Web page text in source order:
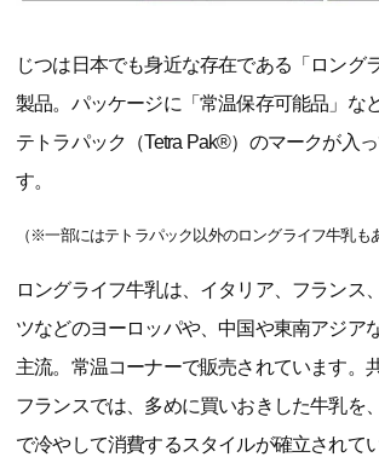
じつは日本でも身近な存在である「ロング
製品。パッケージに「常温保存可能品」な
テトラパック（Tetra Pak®）のマークが入
す。
（※一部にはテトラパック以外のロングライフ牛乳も
ロングライフ牛乳は、イタリア、フランス
ツなどのヨーロッパや、中国や東南アジア
主流。常温コーナーで販売されています。
フランスでは、多めに買いおきした牛乳を
で冷やして消費するスタイルが確立されて